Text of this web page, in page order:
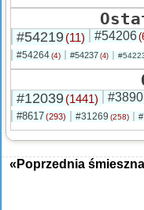
#54219(11) #54206
#54264(4) #54237 (4)
#12039(1441) #3890
#8617(293) #31269 (258)
«Poprzednia